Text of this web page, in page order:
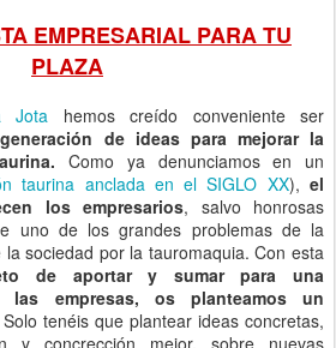
EMPRESARIAL PARA TU
PLAZA
Jota hemos creído conveniente ser
generación de ideas para mejorar la
Como ya denunciamos en un
taurina anclada en el SIGLO XX),el
los empresarios, salvo honrosas
uno de los grandes problemas de la
sociedad por la tauromaquia. Con esta
de aportar y sumar para una
las empresas, os planteamos un
Solo tenéis que plantear ideas concretas,
y concrección mejor, sobre nuevas